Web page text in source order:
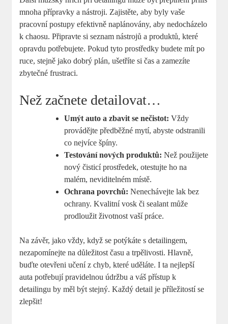
⁢mnoha přípravky a nástroji. Zajistěte, aby byly vaše
pracovní postupy efektivně naplánovány, aby nedocházelo⁢
k chaosu. Připravte si seznam nástrojů ⁢a produktů, které
opravdu⁣ potřebujete. Pokud tyto prostředky budete⁢ mít po
ruce, stejně jako dobrý plán,​ ušetříte si čas a zamezíte
zbytečné frustraci.
Než​ začnete detailovat…
Umýt auto a zbavit se nečistot: Vždy​
provádějte ‌předběžné mytí, abyste odstranili
co ⁣nejvíce špíny.
Testování nových produktů: Než ​použijete
nový čisticí prostředek, otestujte ho na
malém, neviditelném místě.
Ochrana ‌povrchů: Nenechávejte lak bez
ochrany. Kvalitní vosk či sealant může⁤
prodloužit ⁣životnost vaší práce.
Na závěr, jako vždy, když se ⁣potýkáte ⁤s detailingem,
nezapomínejte na důležitost času a trpělivosti. ‍Hlavně,
buďte otevřeni učení z⁤ chyb, ⁤které uděláte. ​I ta nejlepší
auta potřebují pravidelnou údržbu​ a váš přístup k⁣
detailingu⁢ by měl být stejný. Každý detail‍ je‌ příležitostí se
zlepšit!